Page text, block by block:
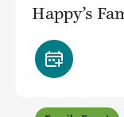
Happy’s